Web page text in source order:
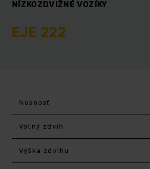
NÍZKOZDVIŽNÉ VOZÍKY
EJE 222
Nosnosť
Voľný zdvih
Výška zdvihu